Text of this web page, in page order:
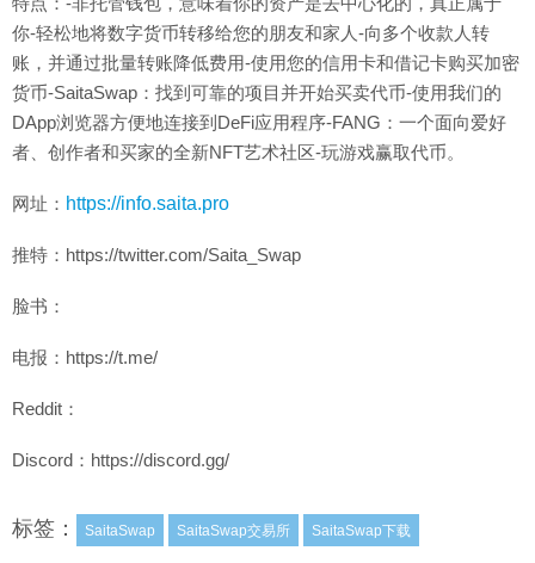
你-轻松地将数字货币转移给您的朋友和家人-向多个收款人转
账，并通过批量转账降低费用-使用您的信用卡和借记卡购买加密
货币-SaitaSwap：找到可靠的项目并开始买卖代币-使用我们的
DApp浏览器方便地连接到DeFi应用程序-FANG：一个面向爱好
者、创作者和买家的全新NFT艺术社区-玩游戏赢取代币。
网址： https://info.saita.pro
推特：https://twitter.com/Saita_Swap
脸书：
电报：https://t.me/
Reddit：
Discord：https://discord.gg/
标签： SaitaSwap SaitaSwap交易所 SaitaSwap下载